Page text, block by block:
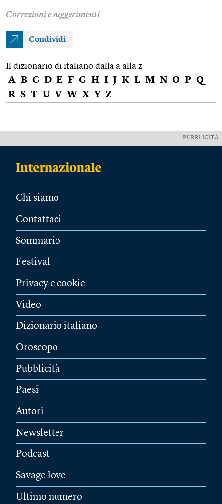
Correzioni e suggerimenti
Condividi
Il dizionario di italiano dalla a alla z
A B C D E F G H I J K L M N O P Q
R S T U V W X Y Z
PUBBLICITÀ
Chi siamo
Contattaci
Sommario
Festival
Privacy e cookie
Video
Dizionario italiano
Oroscopo
Pubblicità
Paesi
Autori
Newsletter
Podcast
Savage love
Ultimo numero